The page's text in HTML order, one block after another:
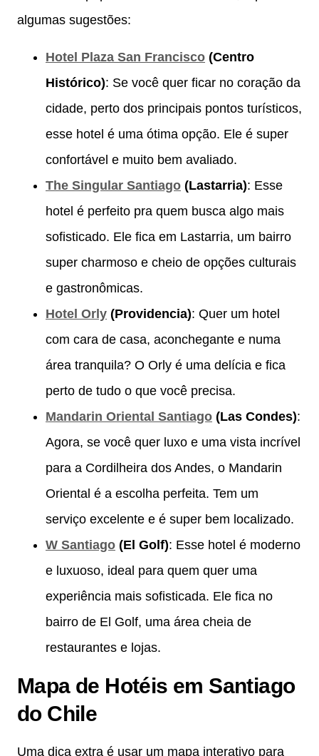
algumas sugestões:
Hotel Plaza San Francisco (Centro
Histórico): Se você quer ficar no coração da
cidade, perto dos principais pontos turísticos,
esse hotel é uma ótima opção. Ele é super
confortável e muito bem avaliado.
The Singular Santiago (Lastarria): Esse
hotel é perfeito pra quem busca algo mais
sofisticado. Ele fica em Lastarria, um bairro
super charmoso e cheio de opções culturais
e gastronômicas.
Hotel Orly (Providencia): Quer um hotel
com cara de casa, aconchegante e numa
área tranquila? O Orly é uma delícia e fica
perto de tudo o que você precisa.
Mandarin Oriental Santiago (Las Condes):
Agora, se você quer luxo e uma vista incrível
para a Cordilheira dos Andes, o Mandarin
Oriental é a escolha perfeita. Tem um
serviço excelente e é super bem localizado.
W Santiago (El Golf): Esse hotel é moderno
e luxuoso, ideal para quem quer uma
experiência mais sofisticada. Ele fica no
bairro de El Golf, uma área cheia de
restaurantes e lojas.
Mapa de Hotéis em Santiago
do Chile
Uma dica extra é usar um mapa interativo para